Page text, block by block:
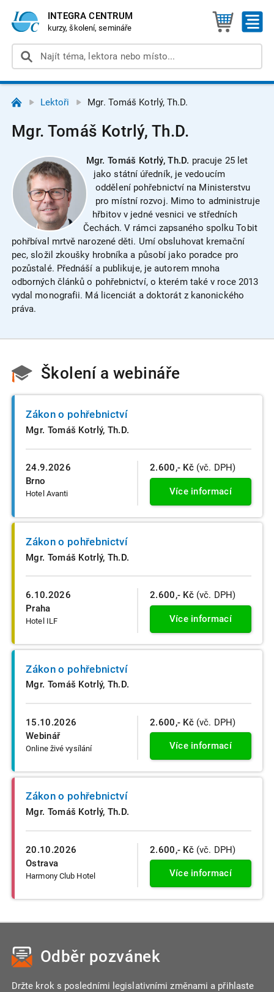
INTEGRA CENTRUM
kurzy, školení, semináře
Lektoři Mgr. Tomáš Kotrlý, Th.D.
Mgr. Tomáš Kotrlý, Th.D.
Mgr. Tomáš Kotrlý, Th.D. pracuje 25 let
jako státní úředník, je vedoucím
oddělení pohřebnictví na Ministerstvu
pro místní rozvoj. Mimo to administruje
hřbitov v jedné vesnici ve středních
Čechách. V rámci zapsaného spolku Tobit
pohřbíval mrtvě narozené děti. Umí obsluhovat kremační
pec, složil zkoušky hrobníka a působí jako poradce pro
pozůstalé. Přednáší a publikuje, je autorem mnoha
odborných článků o pohřebnictví, o kterém také v roce 2013
vydal monografii. Má licenciát a doktorát z kanonického
práva.
Školení a webináře
24.9.2026
Brno
Hotel Avanti
Zákon o pohřebnictví
Mgr. Tomáš Kotrlý, Th.D.
2.600,- Kč (vč. DPH)
Více informací
6.10.2026
Praha
Hotel ILF
Zákon o pohřebnictví
Mgr. Tomáš Kotrlý, Th.D.
2.600,- Kč (vč. DPH)
Více informací
15.10.2026
Webinář
Online živé vysílání
Zákon o pohřebnictví
Mgr. Tomáš Kotrlý, Th.D.
2.600,- Kč (vč. DPH)
Více informací
20.10.2026
Ostrava
Harmony Club Hotel
Zákon o pohřebnictví
Mgr. Tomáš Kotrlý, Th.D.
2.600,- Kč (vč. DPH)
Více informací
Odběr pozvánek
Držte krok s posledními legislativními změnami a přihlaste